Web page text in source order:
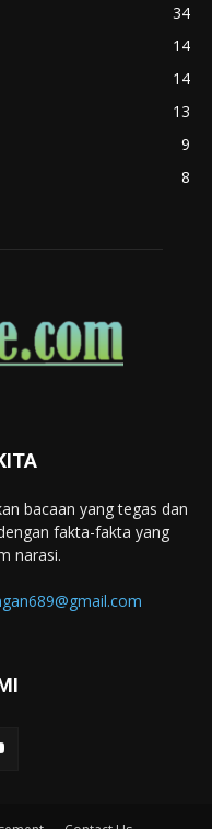
34
14
14
13
9
8
bacaan yang tegas dan
fakta-fakta yang
narasi.